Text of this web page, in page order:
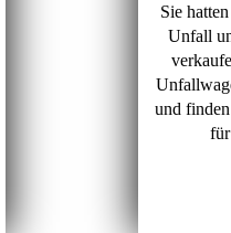
Sie
Unfall
und